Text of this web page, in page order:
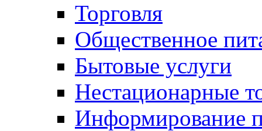
Торговля
Общественное
Бытовые услуги
Нестационарные
Информирование